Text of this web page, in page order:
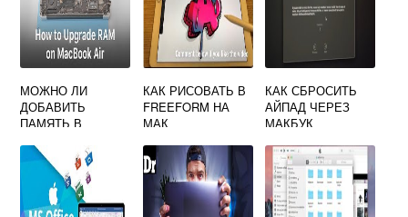
МОЖНО ЛИ
ДОБАВИТЬ
ПАМЯТЬ В
КАК РИСОВАТЬ В
FREEFORM НА
МАК
КАК СБРОСИТЬ
АЙПАД ЧЕРЕЗ
МАКБУК